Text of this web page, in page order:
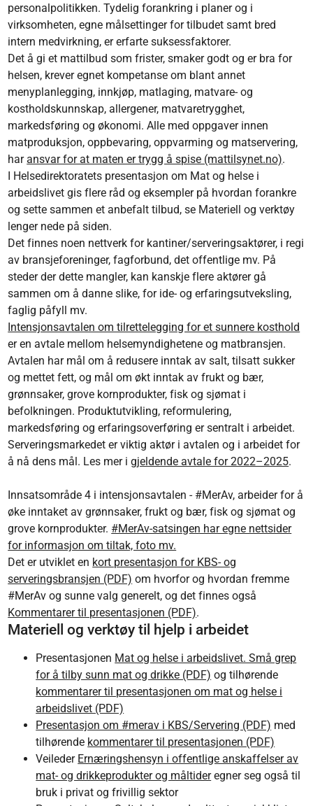
personalpolitikken. Tydelig forankring i planer og i
virksomheten, egne målsettinger for tilbudet samt bred
intern medvirkning, er erfarte suksessfaktorer.
Det å gi et mattilbud som frister, smaker godt og er bra for
helsen, krever egnet kompetanse om blant annet
menyplanlegging, innkjøp, matlaging, matvare- og
kostholdskunnskap, allergener, matvaretrygghet,
markedsføring og økonomi. Alle med oppgaver innen
matproduksjon, oppbevaring, oppvarming og matservering,
haransvar for at maten er trygg å spise (mattilsynet.no).
I Helsedirektoratets presentasjon om Mat og helse i
arbeidslivet gis flere råd og eksempler på hvordan forankre
og sette sammen et anbefalt tilbud, se Materiell og verktøy
lenger nede på siden.
Det finnes noen nettverk for kantiner/serveringsaktører, i regi
av bransjeforeninger, fagforbund, det offentlige mv. På
steder der dette mangler, kan kanskje flere aktører gå
sammen om å danne slike, for ide- og erfaringsutveksling,
faglig påfyll mv.
Intensjonsavtalen om tilrettelegging for et sunnere kosthold
er en avtale mellom helsemyndighetene og matbransjen.
Avtalen har mål om å redusere inntak av salt, tilsatt sukker
og mettet fett, og mål om økt inntak av frukt og bær,
grønnsaker, grove kornprodukter, fisk og sjømat i
befolkningen. Produktutvikling, reformulering,
markedsføring og erfaringsoverføring er sentralt i arbeidet.
Serveringsmarkedet er viktig aktør i avtalen og i arbeidet for
å nå dens mål. Les mer igjeldende avtale for 2022–2025.
Innsatsområde 4 i intensjonsavtalen - #MerAv, arbeider for å
øke inntaket av grønnsaker, frukt og bær, fisk og sjømat og
grove kornprodukter. #MerAv-satsingen har egne nettsider
for informasjon om tiltak, foto mv.
Det er utviklet en kort presentasjon for KBS- og
serveringsbransjen (PDF) om hvorfor og hvordan fremme
#MerAv og sunne valg generelt, og det finnes også
Kommentarer til presentasjonen (PDF).
Materiell og verktøy til hjelp i arbeidet
Presentasjonen Mat og helse i arbeidslivet. Små grep
for å tilby sunn mat og drikke (PDF) og tilhørende
kommentarer til presentasjonen om mat og helse i
arbeidslivet (PDF)
Presentasjon om #merav i KBS/Servering (PDF) med
tilhørende kommentarer til presentasjonen (PDF)
Veileder Ernæringshensyn i offentlige anskaffelser av
mat- og drikkeprodukter og måltideregner seg også til
bruk i privat og frivillig sektor